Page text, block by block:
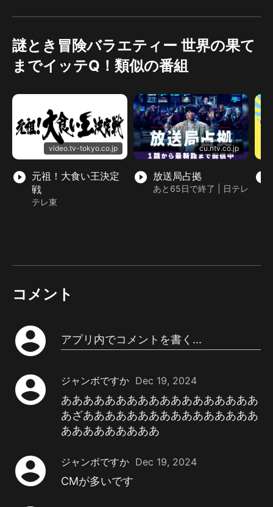
謎とき冒険バラエティー 世界の果て
までイッテQ！類似の番組
video.tv-tokyo.co.jp
play_circle_filled 元祖！大食い王決定
戦
テレ東
cu.ntv.co.jp
play_circle_filled 放送局占拠
あと65日で終了 | 日テレ
play_circle_filled
コメント
account_circle アプリ内でコメントを書く...
account_circle ジャンボですか Dec 19, 2024
ああああああああああああああああああ
あざああああああああああああああああ
あああああああああ
account_circle ジャンボですか Dec 19, 2024
CMが多いです